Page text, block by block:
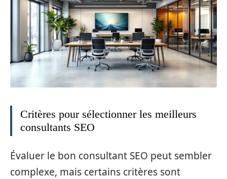
Critères pour sélectionner les meilleurs
consultants SEO
Évaluer le bon consultant SEO peut sembler
complexe, mais certains critères sont